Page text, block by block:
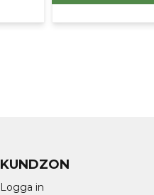
KUNDZON
Logga in